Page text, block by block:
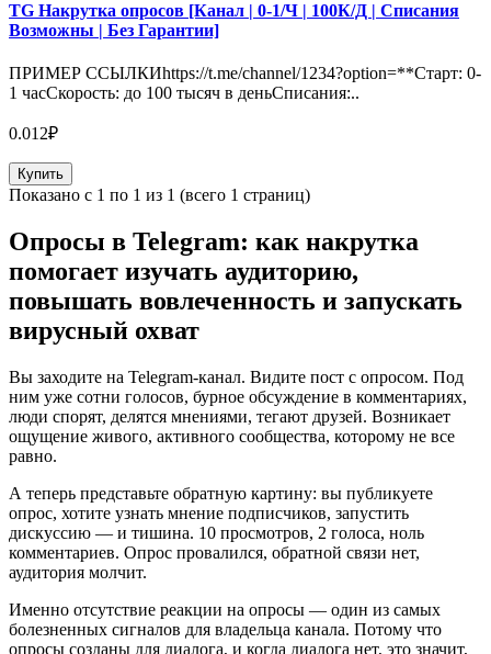
TG Накрутка опросов [Канал | 0-1/Ч | 100К/Д | Списания
Возможны | Без Гарантии]
ПРИМЕР ССЫЛКИhttps://t.me/channel/1234?option=**Старт: 0-
1 часСкорость: до 100 тысяч в деньСписания:..
0.012₽
Купить
Показано с 1 по 1 из 1 (всего 1 страниц)
Опросы в Telegram: как накрутка
помогает изучать аудиторию,
повышать вовлеченность и запускать
вирусный охват
Вы заходите на Telegram-канал. Видите пост с опросом. Под
ним уже сотни голосов, бурное обсуждение в комментариях,
люди спорят, делятся мнениями, тегают друзей. Возникает
ощущение живого, активного сообщества, которому не все
равно.
А теперь представьте обратную картину: вы публикуете
опрос, хотите узнать мнение подписчиков, запустить
дискуссию — и тишина. 10 просмотров, 2 голоса, ноль
комментариев. Опрос провалился, обратной связи нет,
аудитория молчит.
Именно отсутствие реакции на опросы — один из самых
болезненных сигналов для владельца канала. Потому что
опросы созданы для диалога, и когда диалога нет, это значит,